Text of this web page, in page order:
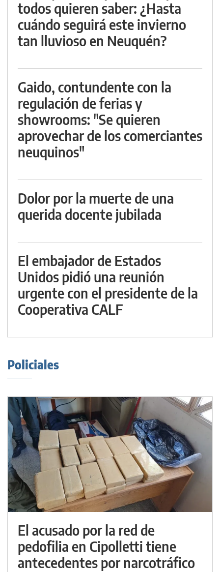
todos quieren saber: ¿Hasta
cuándo seguirá este invierno
tan lluvioso en Neuquén?
Gaido, contundente con la
regulación de ferias y
showrooms: "Se quieren
aprovechar de los comerciantes
neuquinos"
Dolor por la muerte de una
querida docente jubilada
El embajador de Estados
Unidos pidió una reunión
urgente con el presidente de la
Cooperativa CALF
Policiales
El acusado por la red de
pedofilia en Cipolletti tiene
antecedentes por narcotráfico